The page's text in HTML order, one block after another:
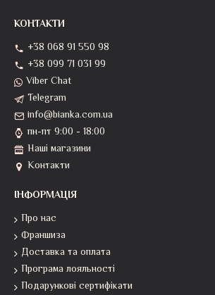
КОНТАКТИ
+38 068 91 550 98
+38 099 71 031 99
Viber Chat
Telegram
info@bianka.com.ua
пн-пт 9:00 - 18:00
Наші магазини
Контакти
ІНФОРМАЦІЯ
Про нас
Франшиза
Доставка та оплата
Програма лояльності
Подарункові сертифікати